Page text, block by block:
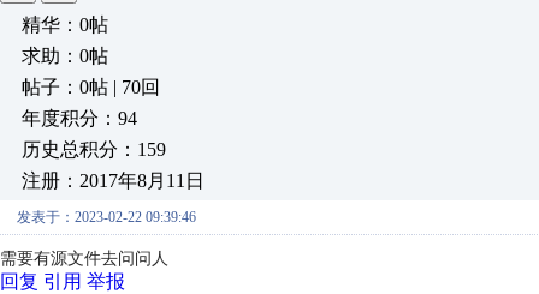
精华：0帖
求助：0帖
帖子：0帖 | 70回
年度积分：94
历史总积分：159
注册：2017年8月11日
发表于：2023-02-22 09:39:46
需要有源文件去问问人
回复 引用 举报